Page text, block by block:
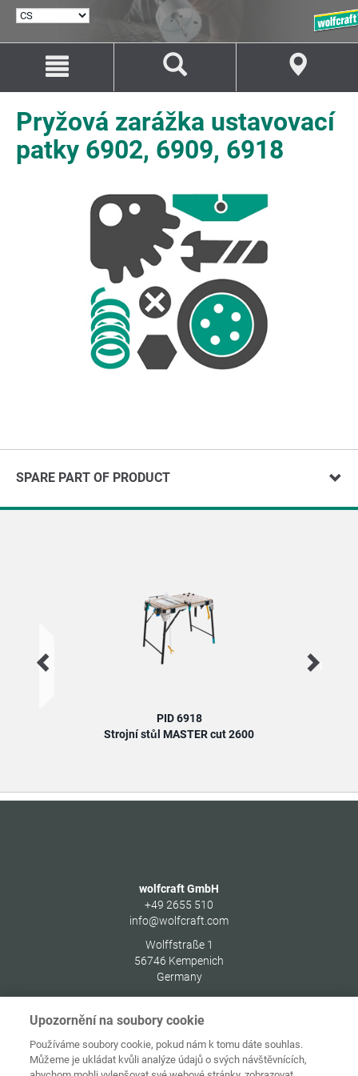
Obsah
Navigaci
Pryžová zarážka ustavovací
patky 6902, 6909, 6918
SPARE PART OF PRODUCT
PID 6918
Strojní stůl MASTER cut 2600
wolfcraft GmbH
+49 2655 510
info@wolfcraft.com
Wolffstraße 1
56746 Kempenich
Germany
Domovská
Ochrana
osobních
Upozornění na soubory cookie
Používáme soubory cookie, pokud nám k tomu dáte souhlas.
Můžeme je ukládat kvůli analýze údajů o svých návštěvnících,